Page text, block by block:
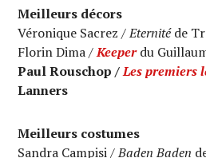
Meilleurs décors
Véronique Sacrez /Eternitéde
Florin Dima /Keeperdu
Paul Rouschop /Les premiers
Lanners
Meilleurs costumes
Sandra Campisi /Baden Baden